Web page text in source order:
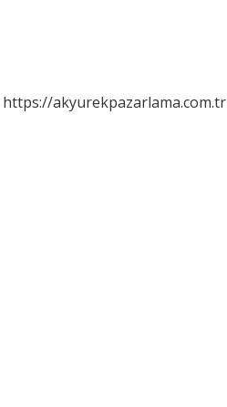
https://akyurekpazarlama.com.tr